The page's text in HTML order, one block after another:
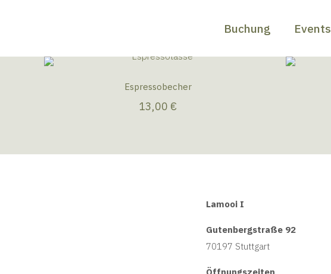
Buchung Events
Espressobecher
13,00 €
Lamooi I
Gutenbergstraße 92
70197 Stuttgart